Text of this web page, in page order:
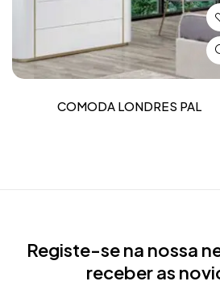
COMODA LONDRES PAL
Registe-se na nossa
receber as